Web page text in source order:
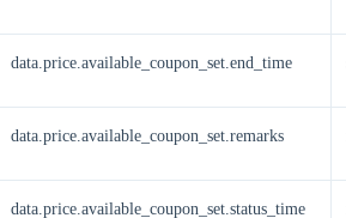
data.price.available_coupon_set.end_time
data.price.available_coupon_set.remarks
data.price.available_coupon_set.status_time